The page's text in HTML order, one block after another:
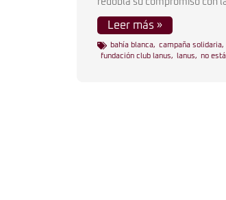
redobla su compromiso con
Leer más »
bahía blanca, campaña solidaria,
fundación club lanus, lanus, no